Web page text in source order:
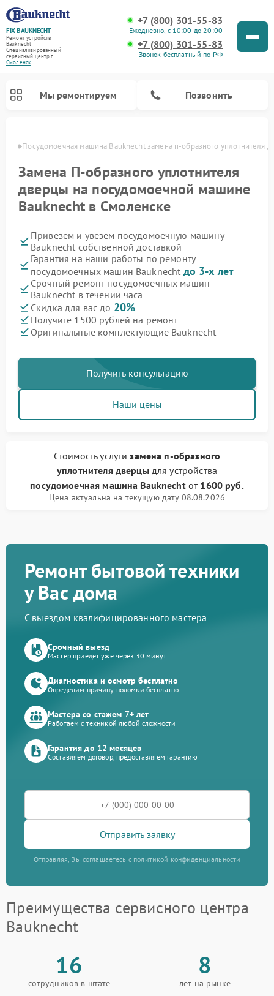
FIX-BAUKNECHT
Ремонт устройств
Bauknecht
Специализированный
cервисный центр г.
Смоленск
+7 (800) 301-55-83
Ежедневно, с 10:00 до 20:00
+7 (800) 301-55-83
Звонок бесплатный по РФ
Мы ремонтируем Позвонить
Посудомоечная машина Bauknecht замена п-образного уплотнителя
Замена П-образного уплотнителя
дверцы на посудомоечной машине
Bauknecht в Смоленске
Привезем и увезем посудомоечную машину
Bauknecht собственной доставкой
Гарантия на наши работы по ремонту
посудомоечных машин Bauknecht до 3-х лет
Срочный ремонт посудомоечных машин
Bauknecht в течении часа
Скидка для вас до 20%
Получите 1500 рублей на ремонт
Оригинальные комплектующие Bauknecht
Получить консультацию
Наши цены
Стоимость услугизамена п-образного
уплотнителя дверцыдля устройства
посудомоечная машина Bauknechtот 1600 руб.
Цена актуальна на текущую дату 08.08.2026
Ремонт бытовой техники
у Вас дома
С выездом квалифицированного мастера
Срочный выезд
Мастер приедет уже через 30 минут
Диагностика и осмотр бесплатно
Определим причину поломки бесплатно
Мастера со стажем 7+ лет
Работаем с техникой любой сложности
Гарантия до 12 месяцев
Составляем договор, предоставляем гарантию
Отправить заявку
Отправляя, Вы соглашаетесь с политикой конфиденциальности
Преимущества сервисного центра
Bauknecht
16
сотрудников в штате
8
лет на рынке